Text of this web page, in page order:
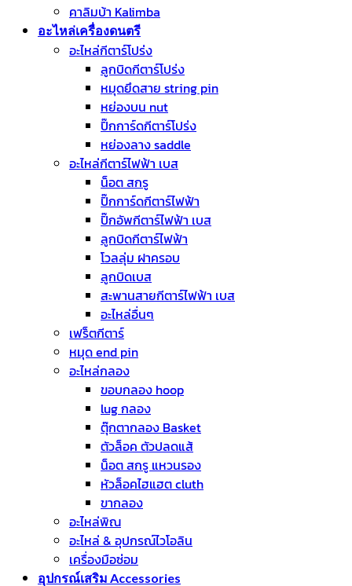
คาลิมบ้า Kalimba
อะไหล่เครื่องดนตรี
อะไหล่กีตาร์โปร่ง
ลูกบิดกีตาร์โปร่ง
หมุดยึดสาย string pin
หย่องบน nut
ปิ๊กการ์ดกีตาร์โปร่ง
หย่องลาง saddle
อะไหล่กีตาร์ไฟฟ้า เบส
น็อต สกรู
ปิ๊กการ์ดกีตาร์ไฟฟ้า
ปิ๊กอัพกีตาร์ไฟฟ้า เบส
ลูกบิดกีตาร์ไฟฟ้า
โวลลุ่ม ฝาครอบ
ลูกบิดเบส
สะพานสายกีตาร์ไฟฟ้า เบส
อะไหล่อื่นๆ
เฟร็ตกีตาร์
หมุด end pin
อะไหล่กลอง
ขอบกลอง hoop
lug กลอง
ตุ๊กตากลอง Basket
ตัวล็อค ตัวปลดแส้
น็อต สกรู แหวนรอง
หัวล็อคไฮแฮต cluth
ขากลอง
อะไหล่พิณ
อะไหล่ & อุปกรณ์ไวโอลิน
เครื่องมือซ่อม
อุปกรณ์เสริม Accessories